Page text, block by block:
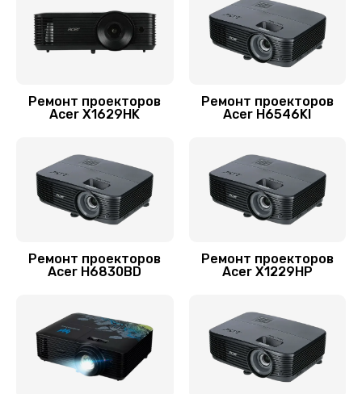
Ремонт проекторов
Acer X1629HK
Ремонт проекторов
Acer H6546KI
Ремонт проекторов
Acer H6830BD
Ремонт проекторов
Acer X1229HP